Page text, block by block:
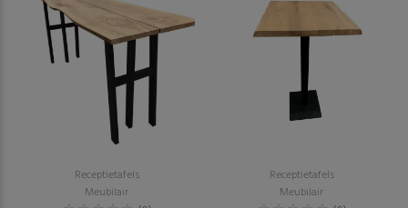
Receptietafels
Meubilair
Receptietafels
Meubilair